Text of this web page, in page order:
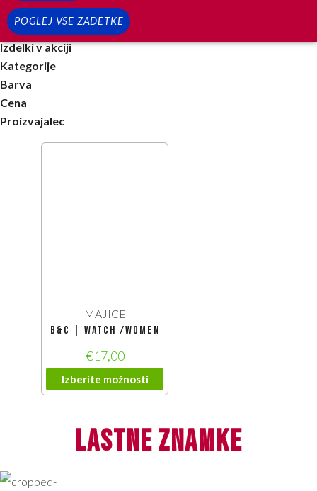
POGLEJ VSE ZADETKE
Izdelki v akciji
Kategorije
Barva
Cena
Proizvajalec
MAJICE
B&C | Watch /women
€17,00
Izberite možnosti
lastne znamke